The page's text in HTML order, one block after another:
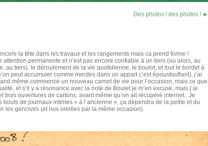
Des photos ! des photos ! ►
la tête dans les travaux et les rangements mais ca prend forme !
permanente et n’est pas encore confiable à un tiers (ou alors, au
au tiers), le déroulement de la vie quotidienne, le boulot, et tout le bordel à
peut accumuler comme merdes dans un appart c’est époustouflant), j’ai
même commencé un nouveau carnet de vie pour l’occasion, mais ce que
et s’il y a résonance avec la note de Boulet je m’en excuse, mais j’ai
trois ouvertures de cartons, avant même qu’on ait récupéré internet.. Je
de journaux intimes « à l’ancienne », ça dépendra de la petite et du
les gencives (et nos oreilles par la même occasion).